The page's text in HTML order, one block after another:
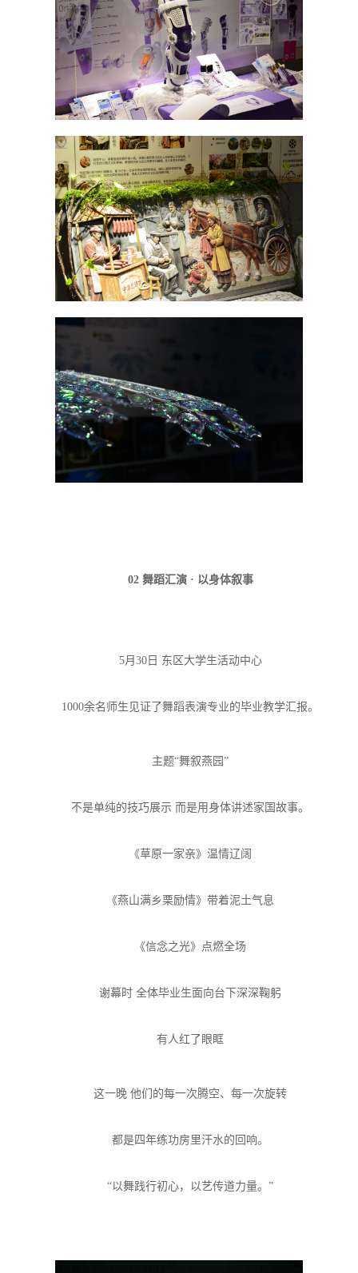
02 舞蹈汇演 · 以身体叙事
5月30日 东区大学生活动中心
1000余名师生见证了舞蹈表演专业的毕业教学汇报。
主题“舞叙燕园”
不是单纯的技巧展示 而是用身体讲述家国故事。
《草原一家亲》温情辽阔
《燕山满乡栗励情》带着泥土气息
《信念之光》点燃全场
谢幕时 全体毕业生面向台下深深鞠躬
有人红了眼眶
这一晚 他们的每一次腾空、每一次旋转
都是四年练功房里汗水的回响。
“以舞践行初心，以艺传道力量。”